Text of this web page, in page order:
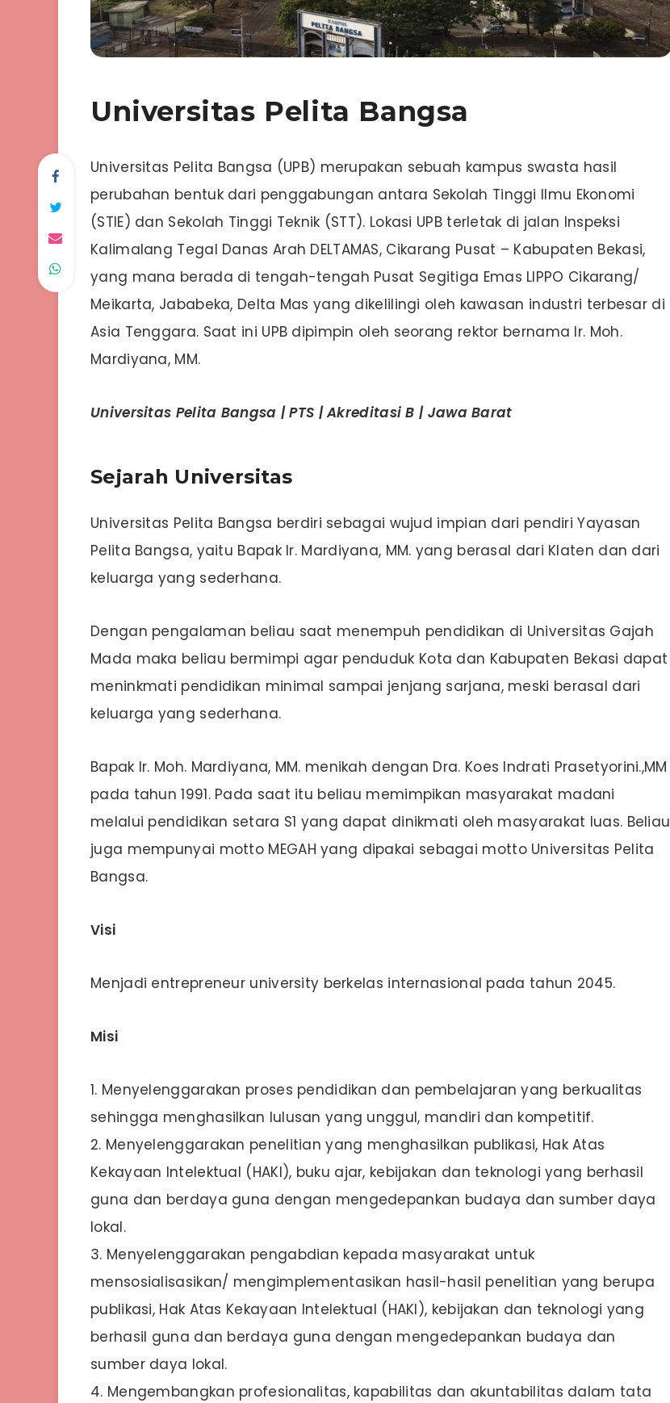
Universitas Pelita Bangsa
Universitas Pelita Bangsa (UPB) merupakan sebuah kampus swasta hasil
perubahan bentuk dari penggabungan antara Sekolah Tinggi Ilmu Ekonomi
(STIE) dan Sekolah Tinggi Teknik (STT). Lokasi UPB terletak di jalan Inspeksi
Kalimalang Tegal Danas Arah DELTAMAS, Cikarang Pusat – Kabupaten Bekasi,
yang mana berada di tengah-tengah Pusat Segitiga Emas LIPPO Cikarang/
Meikarta, Jababeka, Delta Mas yang dikelilingi oleh kawasan industri terbesar di
Asia Tenggara. Saat ini UPB dipimpin oleh seorang rektor bernama Ir. Moh.
Mardiyana, MM.
Universitas Pelita Bangsa | PTS | Akreditasi B | Jawa Barat
Sejarah Universitas
Universitas Pelita Bangsa berdiri sebagai wujud impian dari pendiri Yayasan
Pelita Bangsa, yaitu Bapak Ir. Mardiyana, MM. yang berasal dari Klaten dan dari
keluarga yang sederhana.
Dengan pengalaman beliau saat menempuh pendidikan di Universitas Gajah
Mada maka beliau bermimpi agar penduduk Kota dan Kabupaten Bekasi dapat
meninkmati pendidikan minimal sampai jenjang sarjana, meski berasal dari
keluarga yang sederhana.
Bapak Ir. Moh. Mardiyana, MM. menikah dengan Dra. Koes Indrati Prasetyorini.,MM
pada tahun 1991. Pada saat itu beliau memimpikan masyarakat madani
melalui pendidikan setara S1 yang dapat dinikmati oleh masyarakat luas. Beliau
juga mempunyai motto MEGAH yang dipakai sebagai motto Universitas Pelita
Bangsa.
Visi
Menjadi entrepreneur university berkelas internasional pada tahun 2045.
Misi
1. Menyelenggarakan proses pendidikan dan pembelajaran yang berkualitas
sehingga menghasilkan lulusan yang unggul, mandiri dan kompetitif.
2. Menyelenggarakan penelitian yang menghasilkan publikasi, Hak Atas
Kekayaan Intelektual (HAKI), buku ajar, kebijakan dan teknologi yang berhasil
guna dan berdaya guna dengan mengedepankan budaya dan sumber daya
lokal.
3. Menyelenggarakan pengabdian kepada masyarakat untuk
mensosialisasikan/ mengimplementasikan hasil-hasil penelitian yang berupa
publikasi, Hak Atas Kekayaan Intelektual (HAKI), kebijakan dan teknologi yang
berhasil guna dan berdaya guna dengan mengedepankan budaya dan
sumber daya lokal.
4. Mengembangkan profesionalitas, kapabilitas dan akuntabilitas dalam tata